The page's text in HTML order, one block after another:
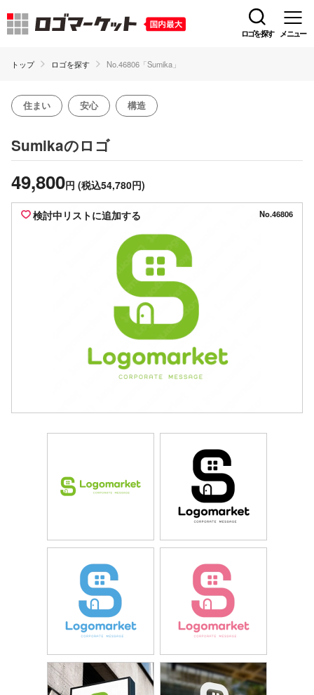
ロゴを探す メニュー
トップ ロゴを探す No.46806「Sumika」
住まい 安心 構造
Sumikaのロゴ
49,800円 (税込54,780円)
検討中リストに追加する No.46806